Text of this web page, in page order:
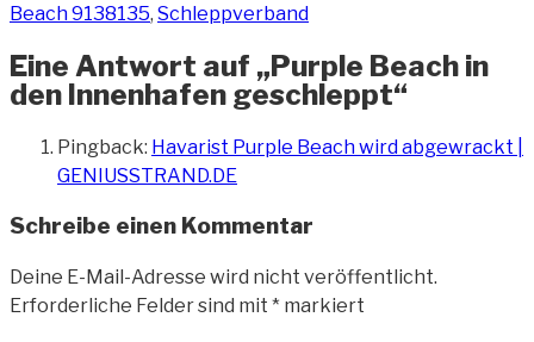
Beach 9138135, Schleppverband
Eine Antwort auf „Purple Beach in
den Innenhafen geschleppt“
Pingback: Havarist Purple Beach wird abgewrackt |
GENIUSSTRAND.DE
Schreibe einen Kommentar
Deine E-Mail-Adresse wird nicht veröffentlicht.
Erforderliche Felder sind mit * markiert